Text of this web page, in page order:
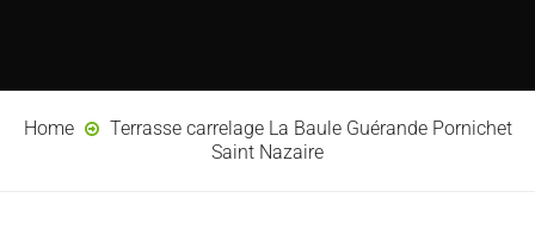
Home
Terrasse carrelage La Baule Guérande Pornichet
Saint Nazaire